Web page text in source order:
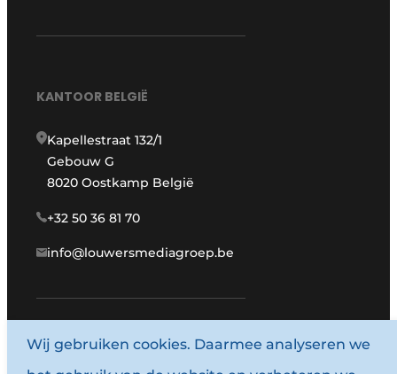
KANTOOR BELGIË
Kapellestraat 132/1
Gebouw G
8020 Oostkamp België
+32 50 36 81 70
info@louwersmediagroep.be
www.louwersmediagroep.com
Wij gebruiken cookies. Daarmee analyseren we